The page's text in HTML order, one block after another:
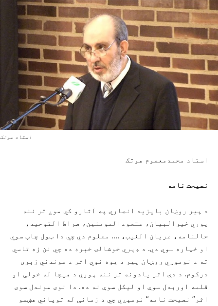
استاد هوتک
استاد محمدمعصوم هوتک
نصیحت نامه
د پیر روښان بایزید انصاري په آثارو کي موږ تر ننه
پوري خیرالبیان، مقصودالمومنین، صراط التوحید،
حالنامه، عریان الغیب، …. معلوم دي چي دا ټول چاپ سوي
او خپاره سوي دي. د ډېري خوشالۍ خبره ده چي نن زه تاسي
ته د نوموړي روښان پیر د یوه نوي اثر د موندني زېری
درکوم. د دې اثر یادونه تر ننه پوري د هیچا له خولې او
قلمه اورېدل سوې او لیکل سوې نه ده. دا نوی موندل سوی
اثر” نصیحت نامه” نومېږي چي د زمانې له توپاني هښمو